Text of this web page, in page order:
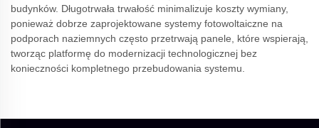
budynków. Długotrwała trwałość minimalizuje koszty wymiany,
ponieważ dobrze zaprojektowane systemy fotowoltaiczne na
podporach naziemnych często przetrwają panele, które wspierają,
tworząc platformę do modernizacji technologicznej bez
konieczności kompletnego przebudowania systemu.